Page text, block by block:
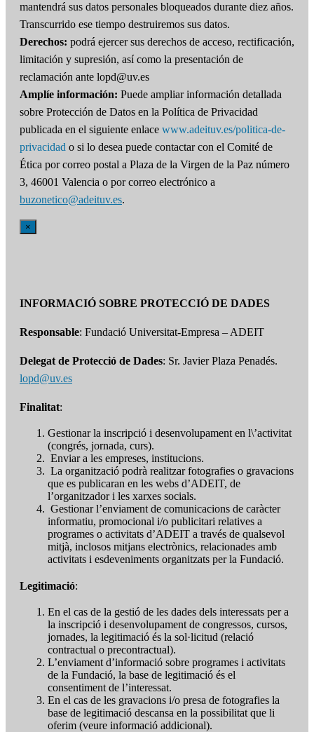
mantendrá sus datos personales bloqueados durante diez años.
Transcurrido ese tiempo destruiremos sus datos.
Derechos: podrá ejercer sus derechos de acceso, rectificación,
limitación y supresión, así como la presentación de
reclamación ante lopd@uv.es
Amplíe información: Puede ampliar información detallada
sobre Protección de Datos en la Política de Privacidad
publicada en el siguiente enlace www.adeituv.es/politica-de-
privacidad o si lo desea puede contactar con el Comité de
Ética por correo postal a Plaza de la Virgen de la Paz número
3, 46001 Valencia o por correo electrónico a
buzonetico@adeituv.es.
×
INFORMACIÓ SOBRE PROTECCIÓ DE DADES
Responsable: Fundació Universitat-Empresa – ADEIT
Delegat de Protecció de Dades: Sr. Javier Plaza Penadés.
lopd@uv.es
Finalitat:
Gestionar la inscripció i desenvolupament en l\’activitat
(congrés, jornada, curs).
Enviar a les empreses, institucions.
La organització podrà realitzar fotografies o gravacions
que es publicaran en les webs d’ADEIT, de
l’organitzador i les xarxes socials.
Gestionar l’enviament de comunicacions de caràcter
informatiu, promocional i/o publicitari relatives a
programes o activitats d’ADEIT a través de qualsevol
mitjà, inclosos mitjans electrònics, relacionades amb
activitats i esdeveniments organitzats per la Fundació.
Legitimació:
En el cas de la gestió de les dades dels interessats per a
la inscripció i desenvolupament de congressos, cursos,
jornades, la legitimació és la sol·licitud (relació
contractual o precontractual).
L’enviament d’informació sobre programes i activitats
de la Fundació, la base de legitimació és el
consentiment de l’interessat.
En el cas de les gravacions i/o presa de fotografies la
base de legitimació descansa en la possibilitat que li
oferim (veure informació addicional).